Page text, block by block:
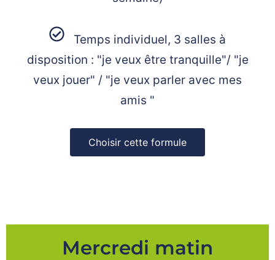
Temps individuel, 3 salles à
disposition : "je veux être tranquille"/ "je
veux jouer" / "je veux parler avec mes
amis "
Choisir cette formule
Mercredi matin